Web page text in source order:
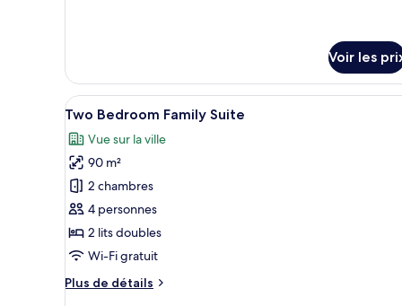
de
chambre
Grand
Twin
Room
Voir les
Afficher
toutes
les
photos
pour
ce
type
de
chambre :
Two
Une chambre d’hôtel
6
Two Bedroom Family Suite
Vue sur la ville
90 m²
2 chambres
4 personnes
2 lits doubles
Wi-Fi gratuit
Plus de détails
Plus